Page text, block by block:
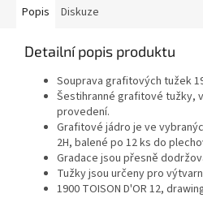
Popis Diskuze
Detailní popis produktu
Souprava grafitových tužek
Šestihranné grafitové tužky,
provedení.
Grafitové jádro je ve
2H, balené po 12 ks do
Gradace jsou přesně
Tužky jsou určeny pro
1900 TOISON D'OR 12,